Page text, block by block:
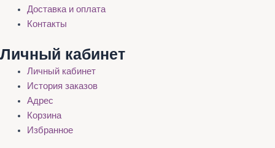
Доставка и оплата
Контакты
Личный кабинет
Личный кабинет
История заказов
Адрес
Корзина
Избранное